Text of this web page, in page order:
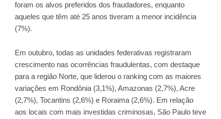
foram os alvos preferidos dos fraudadores, enquanto
aqueles que têm até 25 anos tiveram a menor incidência
(7%).
Em outubro, todas as unidades federativas registraram
crescimento nas ocorrências fraudulentas, com destaque
para a região Norte, que liderou o ranking com as maiores
variações em Rondônia (3,1%), Amazonas (2,7%), Acre
(2,7%), Tocantins (2,6%) e Roraima (2,6%). Em relação
aos locais com mais investidas criminosas, São Paulo teve